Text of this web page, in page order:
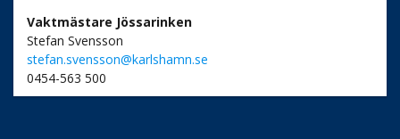
Vaktmästare Jössarinken
Stefan Svensson
stefan.svensson@karlshamn.se
0454-563 500